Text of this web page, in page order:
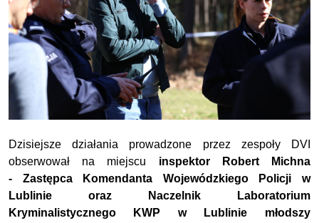
Dzisiejsze działania prowadzone przez zespoły DVI
obserwował na miejscu inspektor Robert Michna
- Zastępca Komendanta Wojewódzkiego Policji w
Lublinie oraz Naczelnik Laboratorium
Kryminalistycznego KWP w Lublinie młodszy